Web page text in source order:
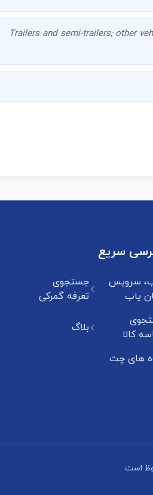
Trailers and semi-trailers; other
سریع
سرویس
یاب
جستجوی
تعرفه گمرکی
کالا
بلاگ
های چت